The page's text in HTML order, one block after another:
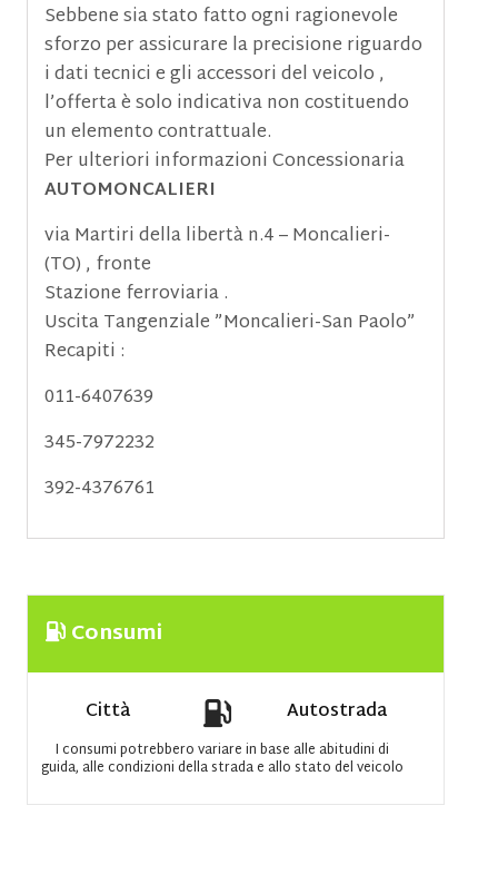
Sebbene sia stato fatto ogni ragionevole
sforzo per assicurare la precisione riguardo
i dati tecnici e gli accessori del veicolo ,
l’offerta è solo indicativa non costituendo
un elemento contrattuale.
Per ulteriori informazioni Concessionaria
AUTOMONCALIERI
via Martiri della libertà n.4 – Moncalieri-
(TO) , fronte
Stazione ferroviaria .
Uscita Tangenziale ”Moncalieri-San Paolo”
Recapiti :
011-6407639
345-7972232
392-4376761
Consumi
Città Autostrada
I consumi potrebbero variare in base alle abitudini di
guida, alle condizioni della strada e allo stato del veicolo